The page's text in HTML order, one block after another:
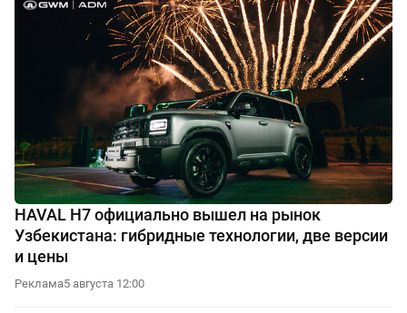
HAVAL H7 официально вышел на рынок
Узбекистана: гибридные технологии, две версии
и цены
Реклама5 августа 12:00